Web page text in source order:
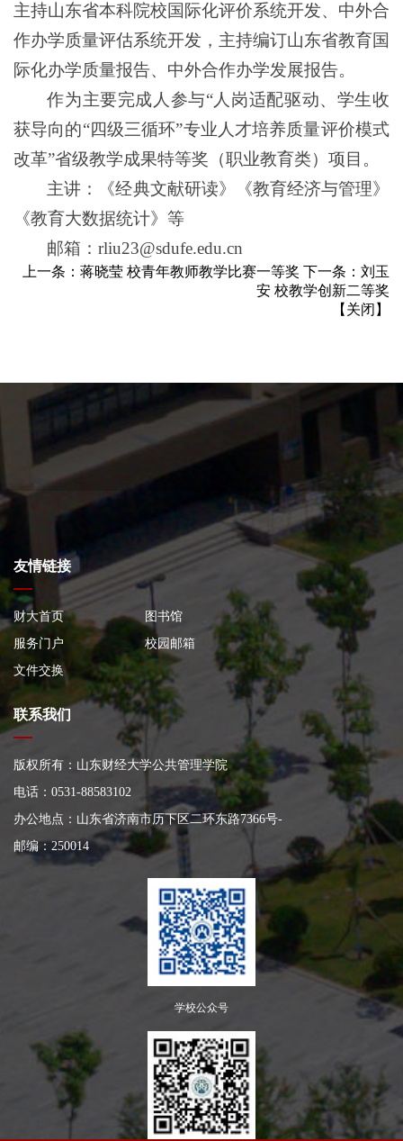
主持山东省本科院校国际化评价系统开发、中外合
作办学质量评估系统开发，主持编订山东省教育国
际化办学质量报告、中外合作办学发展报告。
作为主要完成人参与“人岗适配驱动、学生收
获导向的“四级三循环”专业人才培养质量评价模式
改革”省级教学成果特等奖（职业教育类）项目。
主讲：《经典文献研读》《教育经济与管理》
《教育大数据统计》等
邮箱：rliu23@sdufe.edu.cn
上一条： 蒋晓莹 校青年教师教学比赛一等奖 下一条： 刘玉
安 校教学创新二等奖
【 关闭 】
友情链接
财大首页
图书馆
服务门户
校园邮箱
文件交换
联系我们
版权所有：山东财经大学公共管理学院
电话：0531-88583102
办公地点：山东省济南市历下区二环东路7366号-
邮编：250014
学校公众号